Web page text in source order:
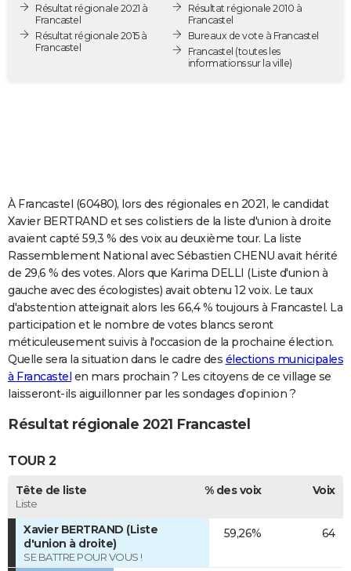
Destinations
City break
Voyage nature
Voyage de noces
Forum
PHOTO
GUIDES D'ACHAT
COPAINS D'AVANT
S'inscrire
Se connecter
Lycées
Collèges
Primaires
Universités
Entreprises
Service militaire
Avis de recherche
AVIS DE DÉCÈS
FORUM
Bricolage
Lifestyle
Culture
Sport
Auto
Television
Voyage
Cinema
Résultat régionale 2021 à
Francastel
Résultat régionale 2015 à
Francastel
Résultat régionale 2010 à
Francastel
Bureaux de vote à Francastel
Francastel (toutes les
informations sur la ville)
À Francastel (60480), lors des régionales en 2021, le candidat
Xavier BERTRAND et ses colistiers de la liste d'union à droite
avaient capté 59,3 % des voix au deuxième tour. La liste
Rassemblement National avec Sébastien CHENU avait hérité
de 29,6 % des votes. Alors que Karima DELLI (Liste d'union à
gauche avec des écologistes) avait obtenu 12 voix. Le taux
d'abstention atteignait alors les 66,4 % toujours à Francastel. La
participation et le nombre de votes blancs seront
méticuleusement suivis à l'occasion de la prochaine élection.
Quelle sera la situation dans le cadre des élections municipales
à Francastel en mars prochain ? Les citoyens de ce village se
laisseront-ils aiguillonner par les sondages d’opinion ?
Résultat régionale 2021 Francastel
TOUR 2
Tête de liste
Liste
% des voix Voix
Xavier BERTRAND (Liste
d'union à droite)
SE BATTRE POUR VOUS !
59,26% 64